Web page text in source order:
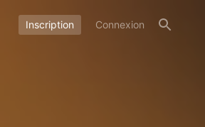
Inscription Connexion